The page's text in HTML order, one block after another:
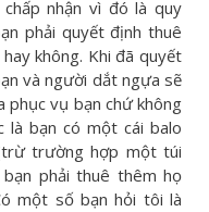
nhận vì đó là quy
phải quyết định thuê
không. Khi đã quyết
và người dắt ngựa sẽ
phục vụ bạn chứ không
là bạn có một cái balo
trường hợp một túi
phải thuê thêm họ
một số bạn hỏi tôi là